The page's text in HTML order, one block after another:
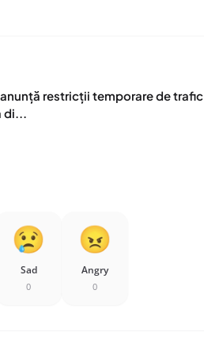
restricții temporare de trafic
di...
Sad
0
Angry
0